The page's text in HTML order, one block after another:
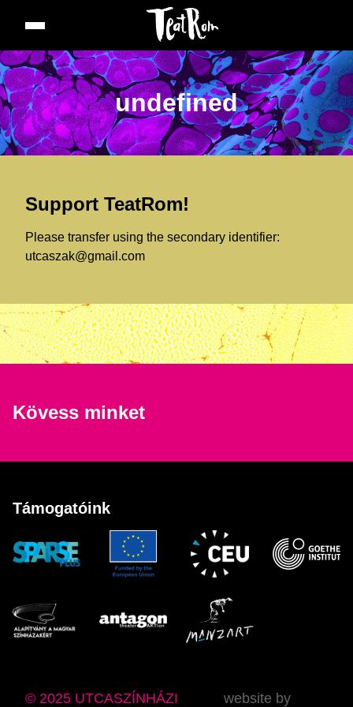
undefined
Support TeatRom!
Please transfer using the secondary identifier:
utcaszak@gmail.com
Kövess minket
Támogatóink
© 2025 UTCASZÍNHÁZI website by